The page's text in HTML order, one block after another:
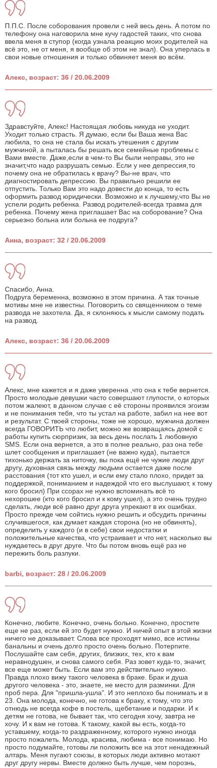
П.П.С. После соборования провели с ней весь день. А потом по
телефону она наговорила мне кучу гадостей таких, что снова
ввела меня в ступор (когда узнала реакцию моих родителей на
всё это, не от меня, я вообще об этом не знал). Она уперлась в
свои новые отношения и только обвиняет меня во всём.
Алекс, возраст: 36 / 20.06.2009
Здравстуйте, Алекс! Настоящая любовь никуда не уходит.
Уходит только страсть. Я думаю, если бы Ваша жена Вас
любила, то она не стала бы искать утешения с другим
мужчиной, а пыталась бы решать все семейные проблемы с
Вами вместе. Даже,если в чем-то Вы были неправы, это не
значит,что надо разрушать семью. Если у нее депрессия,то
почему она не обратилась к врачу? Вы-не врач, что
диагностировать депрессию. Вы правильно решили ее
отпустить. Только Вам это надо довести до конца, то есть
оформить развод юридически. Возможно и к лучшему,что Вы не
успели родить ребенка. Развод родителей-всегда травма для
ребенка. Почему жена приглашает Вас на соборование? Она
серьезно больна или больна ее подруга?
Анна, возраст: 32 / 20.06.2009
Спасибо, Анна.
Подруга беременна, возможно в этом причина. А так точные
мотивы мне не известны. Поговорить со священником о теме
развода не захотела. Да, я склоняюсь к мысли самому подать
на развод.
Алекс, возраст: 36 / 20.06.2009
Алекс, мне кажется и я даже уверенна ,что она к тебе вернется.
Просто молодые девушки часто совершают глупости, о которых
потом жалеют, в данном случае с её стороны проявился эгоизм
и не понимания тебя, что ты устал на работе, забил на нее вот
и результат. С твоей стороны, тоже не хорошо, мужчина должен
всегда ГОВОРИТЬ что любит, можно же возвращаясь домой с
работы купить сюрпризик, за весь день послать 1 любовную
SMS. Если она вернется, а это в полне реально, раз она тебе
шлет сообщения и приглашает (не важно куда), пытается
тихонько держать за ниточку, вы пока ещё не чужие люди друг
другу, духовная связь между людьми остается даже после
расстования (тот кто ушел, и если ему стало плохо, придет за
поддержкой, пониманием и надеждой что его выслушают, к тому
кого бросил) При ссорах не нужно вспоминать всё то
нехорошее (кто кого бросил и к кому ушел), а это очень трудно
сделать, люди всё равно друг друга упрекают в их ошибках.
Просто прежде чем сойтись нужно решить и обсудить причины
случившегося, как думает каждая сторона (но не обвинять),
определить у каждого (и в себе) свои недостатки и
положительные качества, что устраивает и что нет, насколько вы
нуждаетесь в друг друге. Что бы потом вновь ещё раз не
пережить боль разлуки.
barbi, возраст: 28 / 20.06.2009
Конечно, любите. Конечно, очень больно. Конечно, простите
еще не раз, если ей это будет нужно. И ничей опыт в этой жизни
ничего не доказывает. Слова все проходят мимо, все истины
банальны и очень долго просто очень больно. Потерпите.
Послушайте сам себя, других, близких, тех, кто к вам
неравнодушен, и снова самого себя. Раз зовет куда-то, значит,
все еще может быть. Если вам это действительно нужно.
Правда плохо вижу такого человека в браке. Брак и душа
другого человека - это, знаете, не место для разминки. Для
проб пера. Для "пришла-ушла". И это неплохо бы понимать и в
23. Она молода, конечно, не готова к браку, к тому, что это
отнюдь не всегда кофе в постель, щебетание и подарки. И к
детям не готова, не бывает так, что сегодня хочу, завтра не
хочу. И к вам не готова. К такому, какой вы есть, когда-то
уставшему, когда-то раздраженному, которого нужно иногда
просто пожалеть. Молода, красива, любима - все понимаю. Но
просто подумайте, готовы ли положить все на этот ненадежный
алтарь. Меня пугают союзы, в которых люди активно мотают
друг другу нервы. Вместе должно быть лучше, чем порознь,